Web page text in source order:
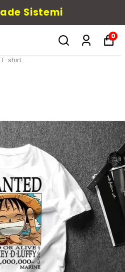
Sistemi
0
T-shirt